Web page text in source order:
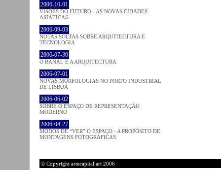
2006-10-01
VISÕES DO FUTURO - AS NOVAS CIDADES
ASIÁTICAS
2006-09-03
NOTAS SOLTAS SOBRE ARQUITECTURA E
TECNOLOGIA
2006-07-30
O BANAL E A ARQUITECTURA
2006-07-01
NOVAS MORFOLOGIAS NO PORTO INDUSTRIAL
DE LISBOA
2006-06-02
SOBRE O ESPAÇO DE REPRESENTAÇÃO
MODERNO
2006-04-27
MODOS DE “VER” O ESPAÇO - A PROPÓSITO DE
MONTAGENS FOTOGRÁFICAS
© Copyright artecapital.art 2006